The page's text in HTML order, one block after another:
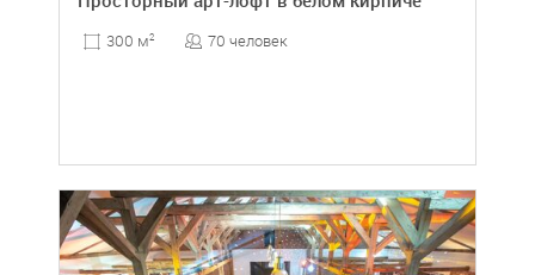
300 м2 70 человек